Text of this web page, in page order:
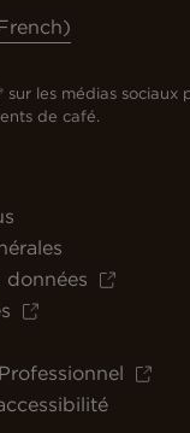
sur les médias sociaux
de café.
données